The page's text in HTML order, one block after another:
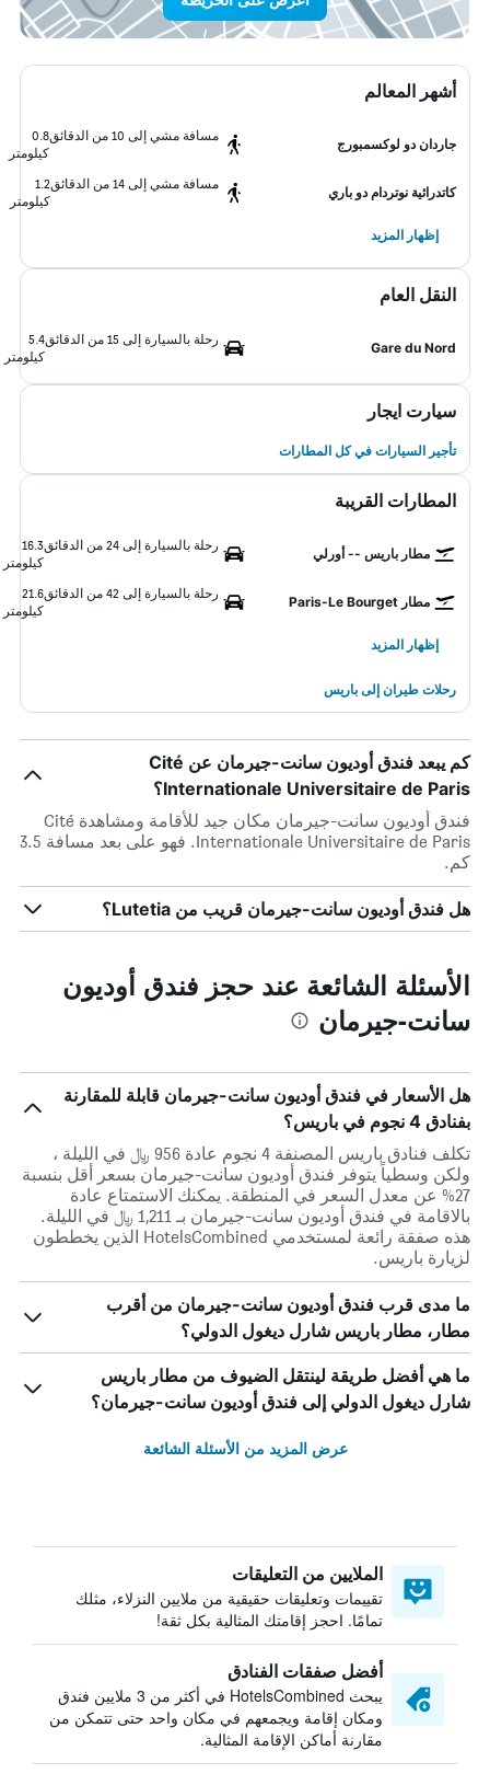
أشهر المعالم
جاردان دو لوكسمبورج
مسافة مشي إلى 10 من الدقائق
0.8
كيلومتر
كاتدرائية نوتردام دو باري
مسافة مشي إلى 14 من الدقائق
1.2
كيلومتر
إظهار المزيد
النقل العام
Gare du Nord
رحلة بالسيارة إلى 15 من الدقائق
5.4
كيلومتر
سيارت ايجار
تأجير السيارات في كل المطارات
المطارات القريبة
مطار باريس -- أورلي
رحلة بالسيارة إلى 24 من الدقائق
16.3
كيلومتر
مطار Paris-Le Bourget
رحلة بالسيارة إلى 42 من الدقائق
21.6
كيلومتر
إظهار المزيد
رحلات طيران إلى باريس
كم يبعد فندق أوديون سانت-جيرمان عن Cité
Internationale Universitaire de Paris؟
فندق أوديون سانت-جيرمان مكان جيد للأقامة ومشاهدة Cité
Internationale Universitaire de Paris. فهو على بعد مسافة 3.5
كم.
هل فندق أوديون سانت-جيرمان قريب من Lutetia؟
الأسئلة الشائعة عند حجز فندق أوديون
سانت-جيرمان
هل الأسعار في فندق أوديون سانت-جيرمان قابلة للمقارنة
بفنادق 4 نجوم في باريس؟
تكلف فنادق باريس المصنفة 4 نجوم عادة 956 ﷼ في الليلة ،
ولكن وسطياً يتوفر فندق أوديون سانت-جيرمان بسعر أقل بنسبة
27% عن معدل السعر في المنطقة. يمكنك الاستمتاع عادة
بالاقامة في فندق أوديون سانت-جيرمان بـ 1,211 ﷼ في الليلة.
هذه صفقة رائعة لمستخدمي HotelsCombined الذين يخططون
لزيارة باريس.
ما مدى قرب فندق أوديون سانت-جيرمان من أقرب
مطار، مطار باريس شارل ديغول الدولي؟
ما هي أفضل طريقة لينتقل الضيوف من مطار باريس
شارل ديغول الدولي إلى فندق أوديون سانت-جيرمان؟
عرض المزيد من الأسئلة الشائعة
الملايين من التعليقات
تقييمات وتعليقات حقيقية من ملايين النزلاء، مثلك
تمامًا. احجز إقامتك المثالية بكل ثقة!
أفضل صفقات الفنادق
يبحث HotelsCombined في أكثر من 3 ملايين فندق
ومكان إقامة ويجمعهم في مكان واحد حتى تتمكن من
مقارنة أماكن الإقامة المثالية.